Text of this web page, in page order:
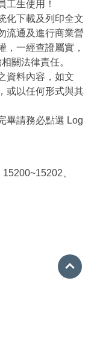
工生使用！
化下載及列印全文
流通及進行商業營
，一經查證屬實，
關法律責任。
資料內容，如文
或以任何形式與其
畢請務必點選 Log
、